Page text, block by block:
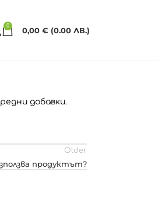
0 0,00 € (0.00 ЛВ.)
добавки.
Older
продуктът?